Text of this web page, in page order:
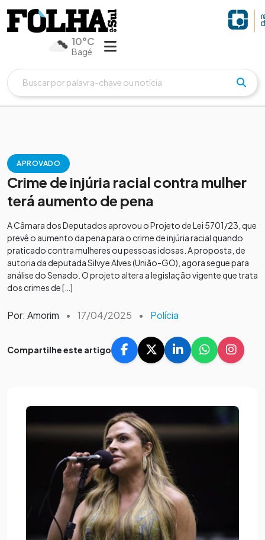
10°C
Bagé
APROVADO
Crime de injúria racial contra mulher
terá aumento de pena
A Câmara dos Deputados aprovou o Projeto de Lei 5701/23, que
prevê o aumento da pena para o crime de injúria racial quando
praticado contra mulheres ou pessoas idosas. A proposta, de
autoria da deputada Silvye Alves (União-GO), agora segue para
análise do Senado. O projeto altera a legislação vigente que trata
dos crimes de […]
Por: Amorim • 17/04/2025 • Polícia
Compartilhe este artigo